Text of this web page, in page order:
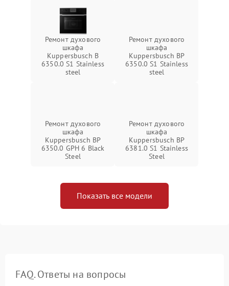
Ремонт духового
шкафа
Kuppersbusch B
6350.0 S1 Stainless
steel
Ремонт духового
шкафа
Kuppersbusch BP
6350.0 S1 Stainless
steel
Ремонт духового
шкафа
Kuppersbusch BP
6350.0 GPH 6 Black
Steel
Ремонт духового
шкафа
Kuppersbusch BP
6381.0 S1 Stainless
Steel
Показать все модели
FAQ. Ответы на вопросы